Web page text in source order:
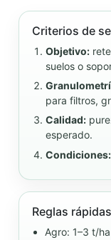
Criterios de
Objetivo:
suelos o
para filtros,
Calidad:
esperado.
Condiciones:
Reglas rápidas
Agro: 1–3 t/